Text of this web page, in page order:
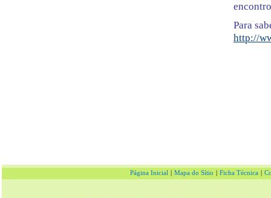
Para
http://
Página Inicial Mapa do Sítio Ficha Técnica